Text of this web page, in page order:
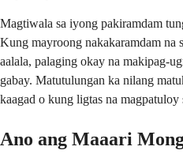
Magtiwala sa iyong pakiramdam
Kung mayroong nakakaramdam na
aalala, palaging okay na makipag-
gabay. Matutulungan ka nilang
kaagad o kung ligtas na magpatuloy
Ano ang Maaari